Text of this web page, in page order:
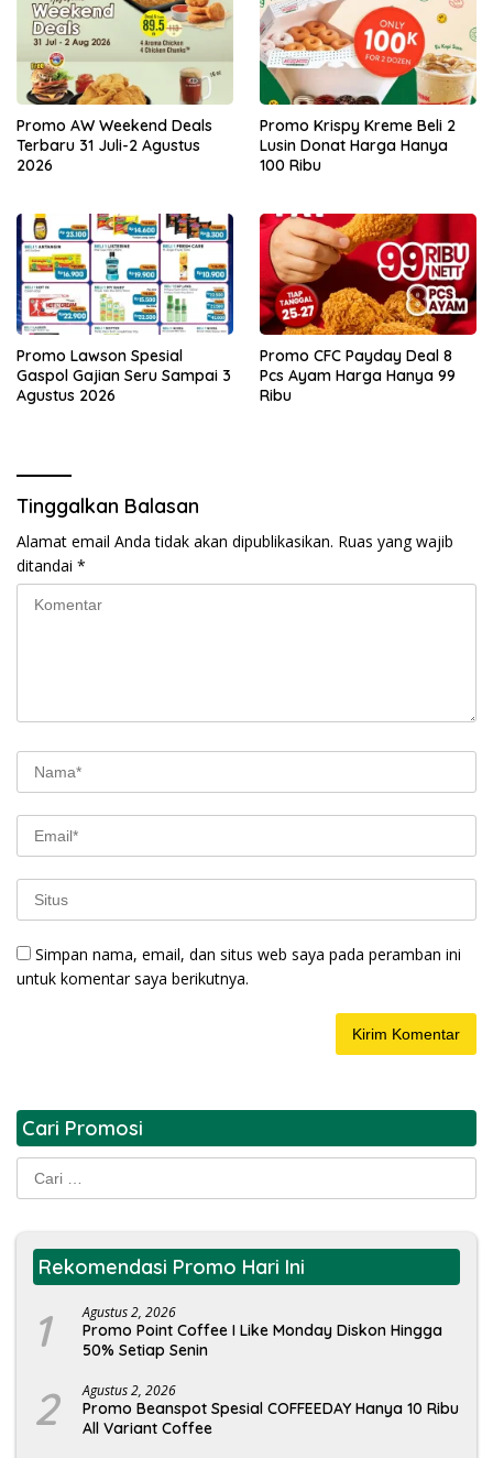
Promo AW Weekend Deals
Terbaru 31 Juli-2 Agustus
2026
Promo Krispy Kreme Beli 2
Lusin Donat Harga Hanya
100 Ribu
Promo Lawson Spesial
Gaspol Gajian Seru Sampai 3
Agustus 2026
Promo CFC Payday Deal 8
Pcs Ayam Harga Hanya 99
Ribu
Tinggalkan Balasan
Alamat email Anda tidak akan dipublikasikan. Ruas yang wajib
ditandai *
Simpan nama, email, dan situs web saya pada peramban ini
untuk komentar saya berikutnya.
Cari Promosi
Cari
untuk:
Rekomendasi Promo Hari Ini
1 Agustus 2, 2026
Promo Point Coffee I Like Monday Diskon Hingga
50% Setiap Senin
2 Agustus 2, 2026
Promo Beanspot Spesial COFFEEDAY Hanya 10 Ribu
All Variant Coffee